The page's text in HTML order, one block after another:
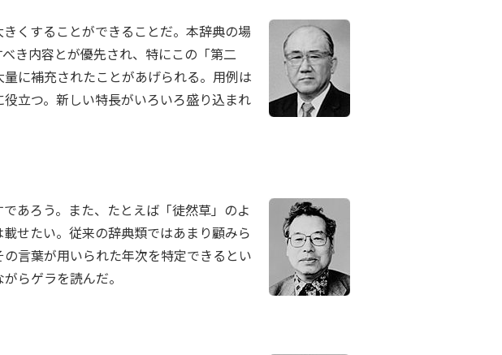
くすることができることだ。本辞典の場
き内容とが優先され、特にこの「第二
に補充されたことがあげられる。用例は
立つ。新しい特長がいろいろ盛り込まれ
あろう。また、たとえば「徒然草」のよ
せたい。従来の辞典類ではあまり顧みら
言葉が用いられた年次を特定できるとい
らゲラを読んだ。